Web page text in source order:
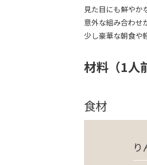
見た目にも鮮やか
意外な組み合わせ
少し豪華な朝食や
材料（1人
食材
り